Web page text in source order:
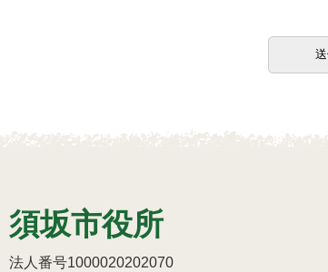
須坂市役所
法人番号1000020202070